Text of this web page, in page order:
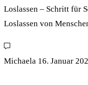
Loslassen – Schritt für
Loslassen von
Michaela 16. Januar